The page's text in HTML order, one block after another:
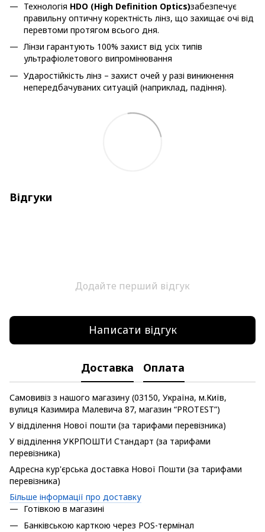
Технологія HDO (High Definition Optics)забезпечує
правильну оптичну коректність лінз, що захищає очі від
перевтоми протягом всього дня.
Лiнзи гарантують 100% захист від усіх типів
ультрафіолетового випромінювання
Ударостійкість лінз – захист очей у разі виникнення
непередбачуваних ситуацій (наприклад, падіння).
Відгуки
Додайте перший відгук
Написати відгук
Доставка Оплата
Самовивіз з нашого магазину (03150, Україна, м.Київ,
вулиця Казимира Малевича 87, магазин “PROTEST”)
У відділення Нової пошти (за тарифами перевізника)
У відділення УКРПОШТИ Стандарт (за тарифами
перевізника)
Адресна кур'єрська доставка Нової Пошти (за тарифами
перевізника)
Більше інформації про доставку
Готівкою в магазині
Банківською карткою через POS-термінал